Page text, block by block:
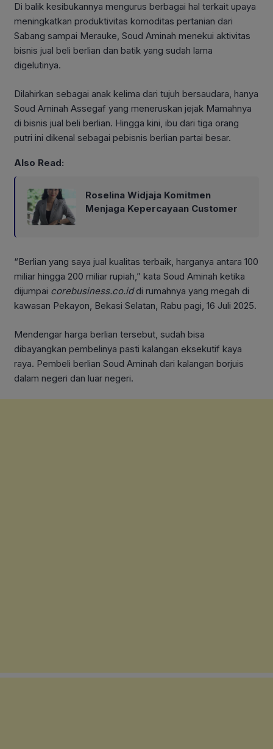
Di balik kesibukannya mengurus berbagai hal terkait upaya
meningkatkan produktivitas komoditas pertanian dari
Sabang sampai Merauke, Soud Aminah menekui aktivitas
bisnis jual beli berlian dan batik yang sudah lama
digelutinya.
Dilahirkan sebagai anak kelima dari tujuh bersaudara, hanya
Soud Aminah Assegaf yang meneruskan jejak Mamahnya
di bisnis jual beli berlian. Hingga kini, ibu dari tiga orang
putri ini dikenal sebagai pebisnis berlian partai besar.
Also Read:
Roselina Widjaja Komitmen
Menjaga Kepercayaan Customer
“Berlian yang saya jual kualitas terbaik, harganya antara 100
miliar hingga 200 miliar rupiah,” kata Soud Aminah ketika
dijumpai corebusiness.co.iddi rumahnya yang megah di
kawasan Pekayon, Bekasi Selatan, Rabu pagi, 16 Juli 2025.
Mendengar harga berlian tersebut, sudah bisa
dibayangkan pembelinya pasti kalangan eksekutif kaya
raya. Pembeli berlian Soud Aminah dari kalangan borjuis
dalam negeri dan luar negeri.